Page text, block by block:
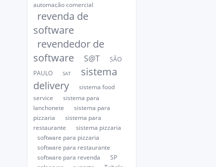
automação comercial
revenda de
software
revendedor de
software
S@T
SÃO
PAULO
SAT
sistema
delivery
sistema food
service
sistema para
lanchonete
sistema para
pizzaria
sistema para
restaurante
sistema pizzaria
software para pizzaria
software para restaurante
software para revenda
SP